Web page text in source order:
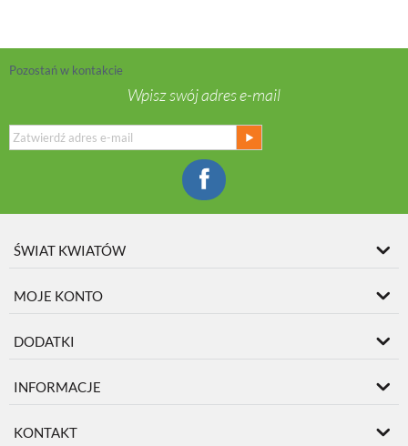
Pozostań w kontakcie
Wpisz swój adres e-mail
ŚWIAT KWIATÓW
MOJE KONTO
DODATKI
INFORMACJE
KONTAKT